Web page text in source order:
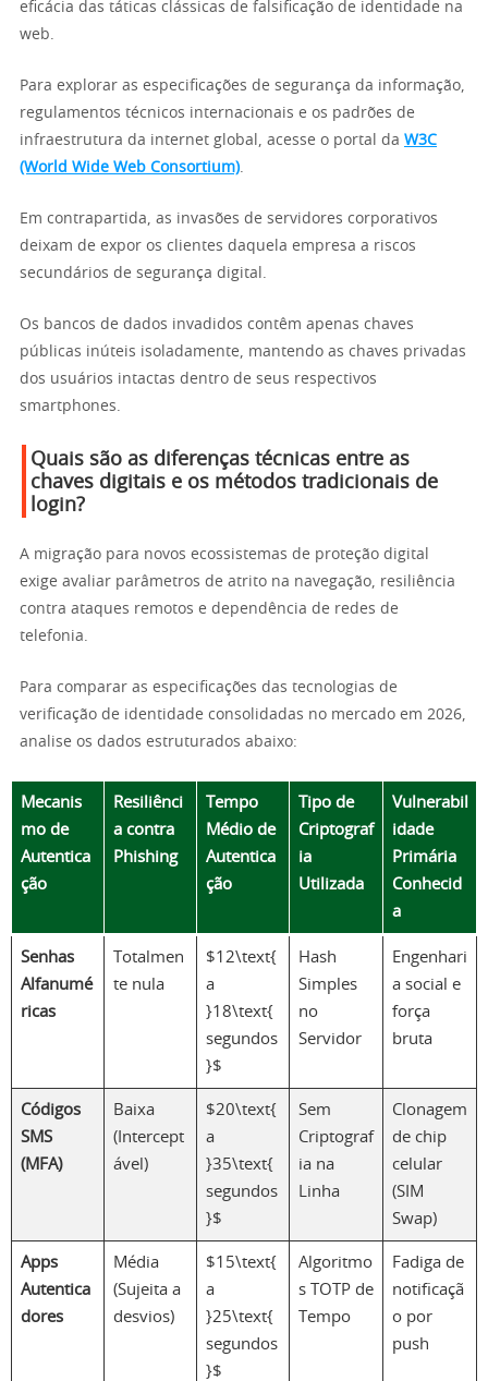
eficácia das táticas clássicas de falsificação de identidade na
web.
Para explorar as especificações de segurança da informação,
regulamentos técnicos internacionais e os padrões de
infraestrutura da internet global, acesse o portal da W3C
(World Wide Web Consortium)
Em contrapartida, as invasões de servidores corporativos
deixam de expor os clientes daquela empresa a riscos
secundários de segurança digital.
Os bancos de dados invadidos contêm apenas chaves
públicas inúteis isoladamente, mantendo as chaves privadas
dos usuários intactas dentro de seus respectivos
smartphones.
Quais são as diferenças técnicas entre as
chaves digitais e os métodos tradicionais de
login?
A migração para novos ecossistemas de proteção digital
exige avaliar parâmetros de atrito na navegação, resiliência
contra ataques remotos e dependência de redes de
telefonia.
Para comparar as especificações das tecnologias de
verificação de identidade consolidadas no mercado em 2026,
analise os dados estruturados abaixo:
Mecanis
mo de
Autentica
ção
Resiliênci
a contra
Phishing
Tempo
Médio de
Autentica
ção
Tipo de
Criptograf
ia
Utilizada
Vulnerabil
idade
Primária
Conhecid
a
Senhas
Alfanumé
ricas
Totalmen
te nula
$12\text{
a
}18\text{
segundos
}$
Hash
Simples
no
Servidor
Engenhari
a social e
força
bruta
Códigos
SMS
(MFA)
Baixa
(Intercept
ável)
$20\text{
a
}35\text{
segundos
}$
Sem
Criptograf
ia na
Linha
Clonagem
de chip
celular
(SIM
Swap)
Apps
Autentica
dores
Média
(Sujeita a
desvios)
$15\text{
a
}25\text{
segundos
}$
Algoritmo
s TOTP de
Tempo
Fadiga de
notificaçã
o por
push